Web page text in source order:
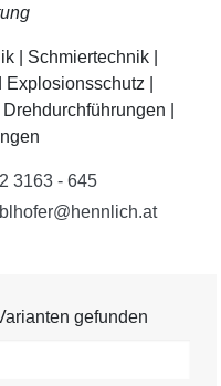
| Schmiertechnik |
Explosionsschutz |
|
3163 - 645
gefunden